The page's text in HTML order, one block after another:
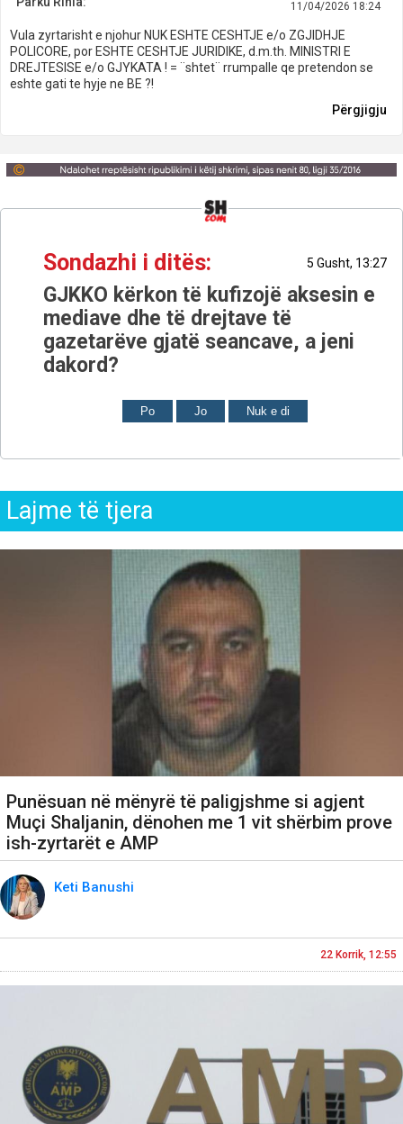
11/04/2026 18:24
Vula zyrtarisht e njohur NUK ESHTE CESHTJE e/o ZGJIDHJE
POLICORE, por ESHTE CESHTJE JURIDIKE, d.m.th. MINISTRI E
DREJTESISE e/o GJYKATA ! = ¨shtet¨ rrumpalle qe pretendon se
eshte gati te hyje ne BE ?!
Përgjigju
Sondazhi i ditës: 5 Gusht, 13:27
GJKKO kërkon të kufizojë aksesin e
mediave dhe të drejtave të
gazetarëve gjatë seancave, a jeni
dakord?
Po Jo Nuk e di
Lajme të tjera
Punësuan në mënyrë të paligjshme si agjent
Muçi Shaljanin, dënohen me 1 vit shërbim prove
ish-zyrtarët e AMP
Keti Banushi
22 Korrik, 12:55